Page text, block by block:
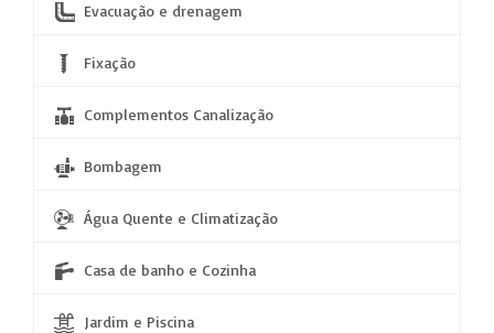
Evacuação e drenagem
Fixação
Complementos Canalização
Bombagem
Água Quente e Climatização
Casa de banho e Cozinha
Jardim e Piscina